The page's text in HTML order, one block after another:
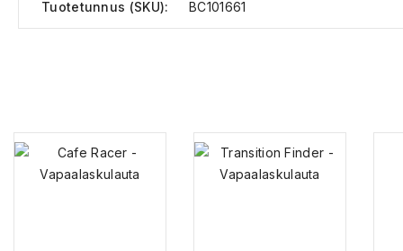
Tuotetunnus (SKU): BC101661